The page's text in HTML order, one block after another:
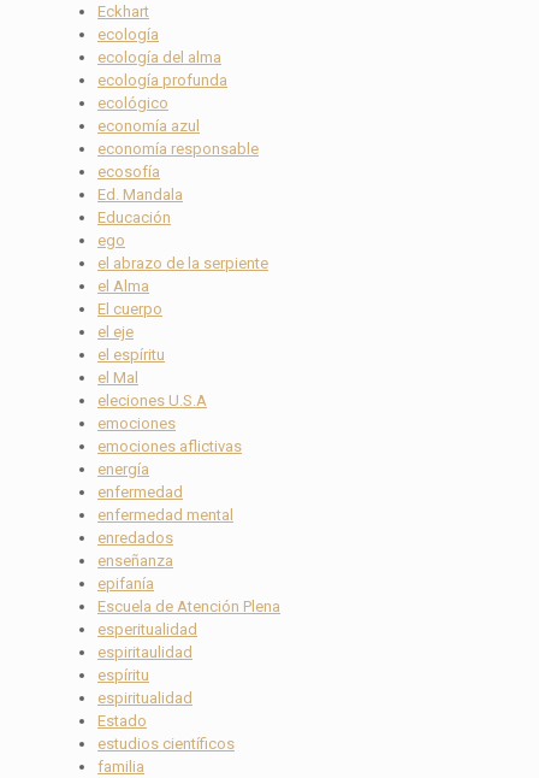
Eckhart
ecología
ecología del alma
ecología profunda
ecológico
economía azul
economía responsable
ecosofía
Ed. Mandala
Educación
ego
el abrazo de la serpiente
el Alma
El cuerpo
el eje
el espíritu
el Mal
eleciones U.S.A
emociones
emociones aflictivas
energía
enfermedad
enfermedad mental
enredados
enseñanza
epifanía
Escuela de Atención Plena
esperitualidad
espiritaulidad
espíritu
espiritualidad
Estado
estudios científicos
familia